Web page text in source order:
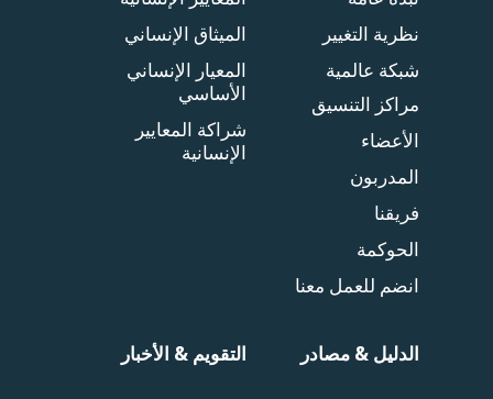
نظرية التغيير
شبكة عالمية
مراكز التنسيق
الأعضاء
المدربون
فريقنا
الحوكمة
انضم للعمل معنا
الميثاق الإنساني
المعيار الإنساني
الأساسي
شراكة المعايير
الإنسانية
الدليل & مصادر التقويم & الأخبار